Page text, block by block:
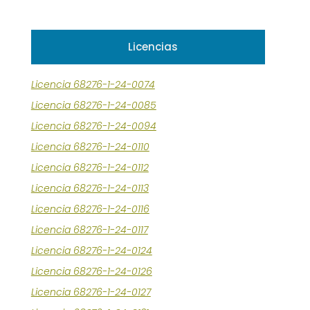
Licencias
Licencia 68276-1-24-0074
Licencia 68276-1-24-0085
Licencia 68276-1-24-0094
Licencia 68276-1-24-0110
Licencia 68276-1-24-0112
Licencia 68276-1-24-0113
Licencia 68276-1-24-0116
Licencia 68276-1-24-0117
Licencia 68276-1-24-0124
Licencia 68276-1-24-0126
Licencia 68276-1-24-0127